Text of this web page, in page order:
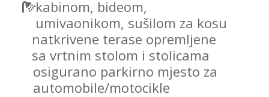
kabinom, bideom,
umivaonikom, sušilom za kosu
natkrivene terase opremljene
sa vrtnim stolom i stolicama
osigurano parkirno mjesto za
automobile/motocikle